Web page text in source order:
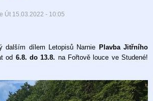
Út 15.03.2022 - 10:05
dalším dílem Letopisů Narnie Plavba Jitřního
od 6.8. do 13.8. na Fořtově louce ve Studené!